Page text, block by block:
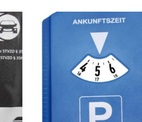
der Produktseite gewählt werden